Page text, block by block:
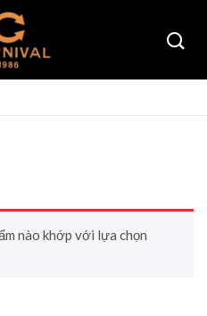
nào khớp với lựa chọn